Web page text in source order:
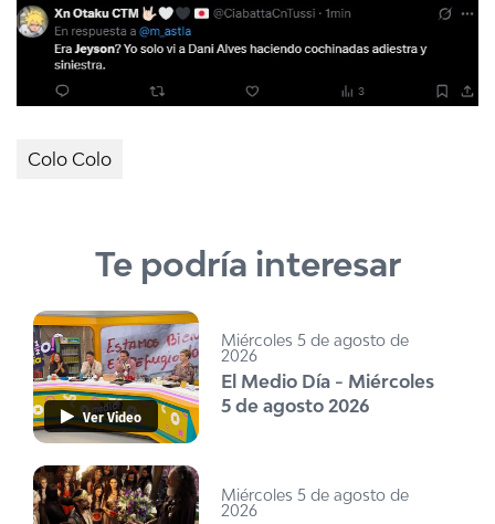
Colo Colo
Te podría interesar
Ver Video
Miércoles 5 de agosto de
2026
El Medio Día - Miércoles
5 de agosto 2026
Miércoles 5 de agosto de
2026